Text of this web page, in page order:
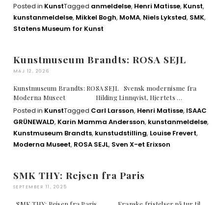
Posted in KunstTagged anmeldelse, Henri Matisse, Kunst,
kunstanmeldelse, Mikkel Bogh, MoMA, Niels Lyksted, SMK,
Statens Museum for Kunst
Kunstmuseum Brandts: ROSA SEJL
MAJ 12, 2026
Kunstmuseum Brandts: ROSA SEJL Svensk modernisme fra
Moderna Museet Hilding Linnqvist, Hjertets …
Posted in KunstTagged Carl Larsson, Henri Matisse, ISAAC
GRÜNEWALD, Karin Mamma Andersson, kunstanmeldelse,
Kunstmuseum Brandts, kunstudstilling, Louise Frevert,
Moderna Museet, ROSA SEJL, Sven X-et Erixson
SMK THY: Rejsen fra Paris
SEPTEMBER 11, 2025